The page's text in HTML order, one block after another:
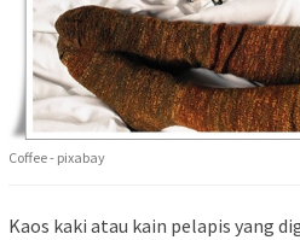
Coffee - pixabay
Kaos kaki atau kain pelapis yang